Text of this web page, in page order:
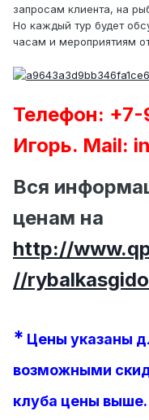
запросам клиента, на
Но каждый тур будет
часам и мероприятиям
Телефон:
Игорь. Mail:
Вся
ценам на
http://
//
* Цены указаны
возможными
клуба цены выше.